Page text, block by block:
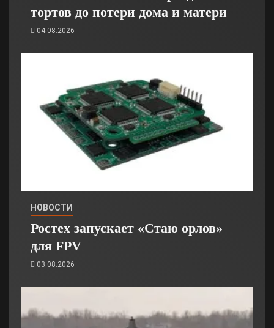
тортов до потери дома и матери
04.08.2026
НОВОСТИ
Ростех запускает «Стаю орлов»
для FPV
03.08.2026